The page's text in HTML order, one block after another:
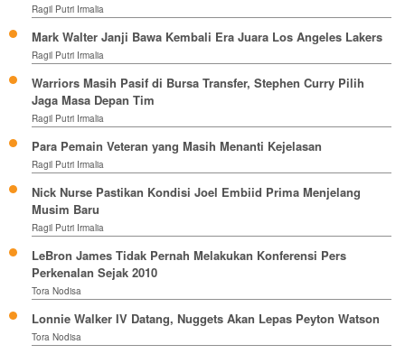
Ragil Putri Irmalia
Mark Walter Janji Bawa Kembali Era Juara Los Angeles Lakers
Ragil Putri Irmalia
Warriors Masih Pasif di Bursa Transfer, Stephen Curry Pilih
Jaga Masa Depan Tim
Ragil Putri Irmalia
Para Pemain Veteran yang Masih Menanti Kejelasan
Ragil Putri Irmalia
Nick Nurse Pastikan Kondisi Joel Embiid Prima Menjelang
Musim Baru
Ragil Putri Irmalia
LeBron James Tidak Pernah Melakukan Konferensi Pers
Perkenalan Sejak 2010
Tora Nodisa
Lonnie Walker IV Datang, Nuggets Akan Lepas Peyton Watson
Tora Nodisa